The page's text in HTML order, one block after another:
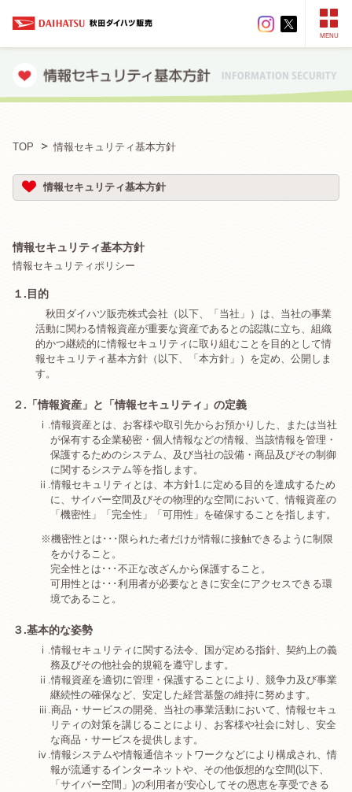
MENU
TOP 情報セキュリティ基本方針
情報セキュリティ基本方針
情報セキュリティ基本方針
情報セキュリティポリシー
１.目的
秋田ダイハツ販売株式会社（以下、「当社」）は、当社の事業
活動に関わる情報資産が重要な資産であるとの認識に立ち、組織
的かつ継続的に情報セキュリティに取り組むことを目的として情
報セキュリティ基本方針（以下、「本方針」）を定め、公開しま
す。
２.「情報資産」と「情報セキュリティ」の定義
ⅰ.情報資産とは、お客様や取引先からお預かりした、または当社
が保有する企業秘密・個人情報などの情報、当該情報を管理・
保護するためのシステム、及び当社の設備・商品及びその制御
に関するシステム等を指します。
ⅱ.情報セキュリティとは、本方針1.に定める目的を達成するため
に、サイバー空間及びその物理的な空間において、情報資産の
「機密性」「完全性」「可用性」を確保することを指します。
※機密性とは･･･限られた者だけが情報に接触できるように制限
をかけること。
完全性とは･･･不正な改ざんから保護すること。
可用性とは･･･利用者が必要なときに安全にアクセスできる環
境であること。
３.基本的な姿勢
ⅰ.情報セキュリティに関する法令、国が定める指針、契約上の義
務及びその他社会的規範を遵守します。
ⅱ.情報資産を適切に管理・保護することにより、競争力及び事業
継続性の確保など、安定した経営基盤の維持に努めます。
ⅲ.商品・サービスの開発、当社の事業活動において、情報セキュ
リティの対策を講じることにより、お客様や社会に対し、安全
な商品・サービスを提供します。
ⅳ.情報システムや情報通信ネットワークなどにより構成され、情
報が流通するインターネットや、その他仮想的な空間(以下、
「サイバー空間」)の利用者が安心してその恩恵を享受できる